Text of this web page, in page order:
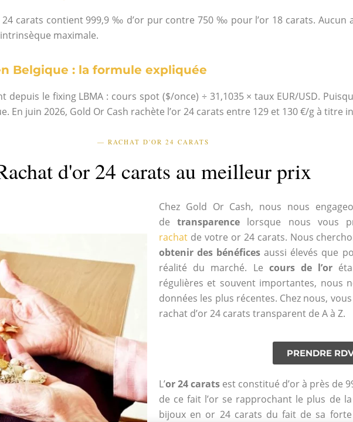
carats contient 999,9 ‰ d’or pur contre 750 ‰ pour l’or 18 carats. Aucun
maximale.
Belgique : la formule expliquée
le fixing LBMA : cours spot ($/once) ÷ 31,1035 × taux EUR/USD.
En juin 2026, Gold Or Cash rachète l’or 24 carats entre 129 et 130 €/g à titre
— RACHAT D'OR 24 CARATS
d'or 24 carats au meilleur prix
Chez Gold Or Cash, nous nous
detransparence lorsque nous vous
rachat de votre or 24 carats. Nous
obtenir des bénéfices aussi élevés que
réalité du marché. Le cours de l’or
régulières et souvent importantes, nous
données les plus récentes. Chez nous,
rachat d’or 24 carats transparent de A à Z.
PRENDRE
L’or 24 carats est constitué d’or à près de
de ce fait l’or se rapprochant le plus de
bijoux en or 24 carats du fait de sa